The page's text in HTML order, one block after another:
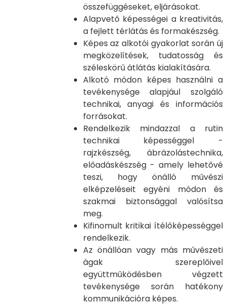
összefüggéseket, eljárásokat.
Alapvető képességei a kreativitás,
a fejlett térlátás és formakészség.
Képes az alkotói gyakorlat során új
megközelítések, tudatosság és
széleskörű átlátás kialakítására.
Alkotó módon képes használni a
tevékenysége alapjául szolgáló
technikai, anyagi és információs
forrásokat.
Rendelkezik mindazzal a rutin
technikai képességgel -
rajzkészség, ábrázolástechnika,
előadáskészség - amely lehetővé
teszi, hogy önálló művészi
elképzeléseit egyéni módon és
szakmai biztonsággal valósítsa
meg.
Kifinomult kritikai ítélőképességgel
rendelkezik.
Az önállóan vagy más művészeti
ágak szereplőivel
együttműködésben végzett
tevékenysége során hatékony
kommunikációra képes.